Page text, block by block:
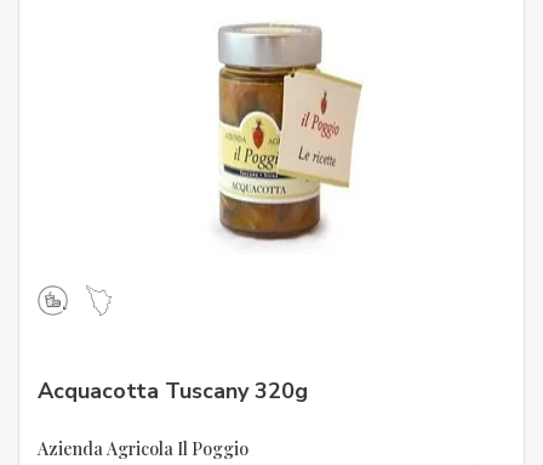
Acquacotta Tuscany 320g
Azienda Agricola Il Poggio